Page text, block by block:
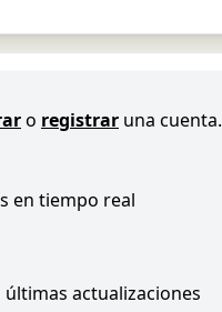
o registrar una cuenta.
en tiempo real
actualizaciones